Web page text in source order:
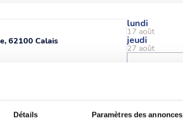
Détails Paramètres des annonces
62100 Calais
lundi
17 août
jeudi
27 août
28 sept.